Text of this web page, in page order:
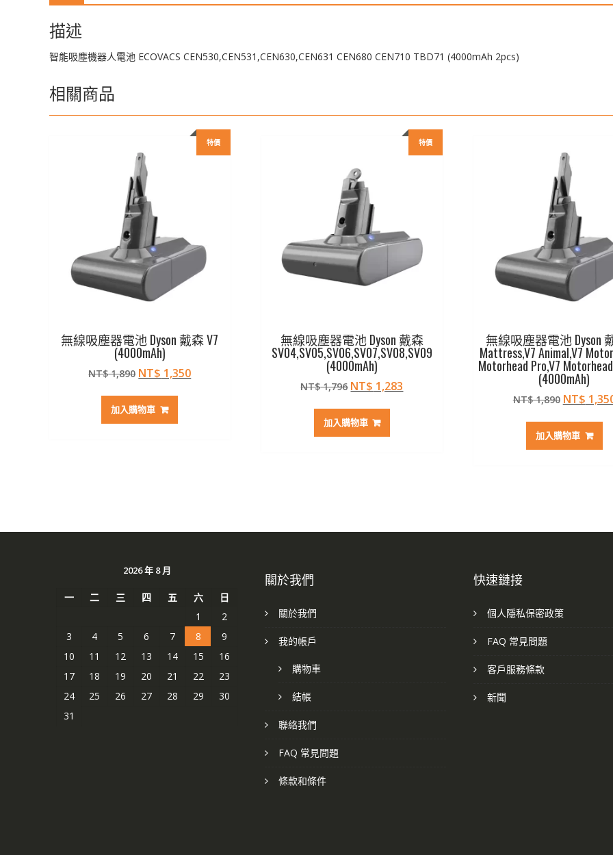
描述
智能吸塵機器人電池 ECOVACS CEN530,CEN531,CEN630,CEN631 CEN680 CEN710 TBD71 (4000mAh 2pcs)
相關商品
特價
無線吸塵器電池 Dyson 戴森 V7
(4000mAh)
NT$1,890 原
價
格：
NT$ 1,350目
加入購物車
特價
無線吸塵器電池 Dyson 戴森
SV04,SV05,SV06,SV07,SV08,SV09
(4000mAh)
NT$1,796 原
價
格：
NT$ 1,283
加入購物車
無線吸塵器電池 Dyson
Mattress,V7 Animal,V7
Motorhead Pro,V7
(4000mAh)
NT$1,890 原
價
格：
NT$
加入購物車
2026 年 8 月
一 二 三 四 五 六
日
1
2
3
4 5 6 7 8
9
10
11 12 13 14 15
16
17
18 19 20 21 22
23
24
25 26 27 28 29
30
31
關於我們
關於我們
我的帳戶
購物車
結帳
聯絡我們
FAQ 常見問題
條款和條件
快速鏈接
個人隱私保密政策
FAQ 常見問題
客戶服務條款
新聞